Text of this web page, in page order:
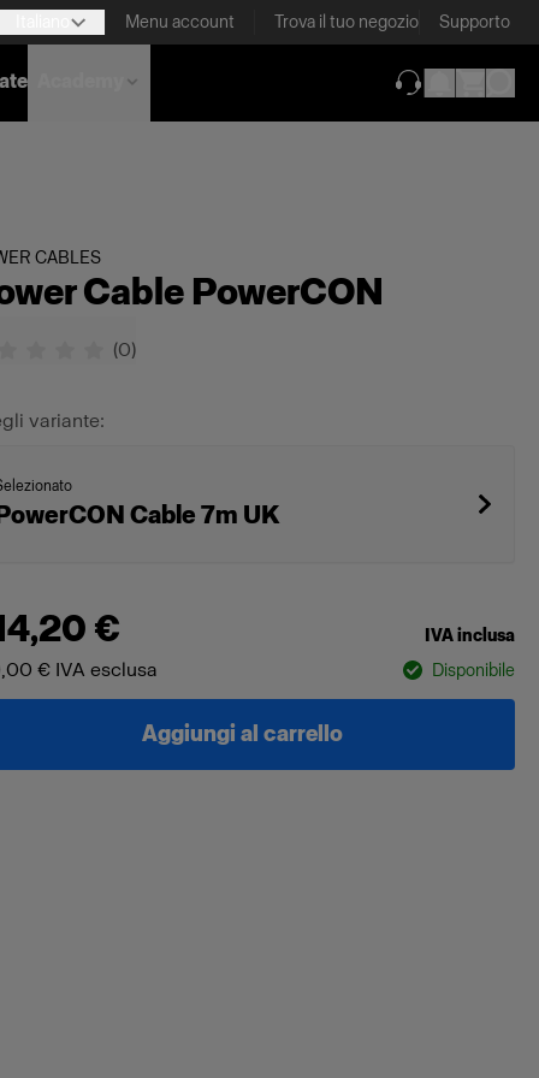
Menu account Trova il tuo negozio Supporto
CABLES
Cable PowerCON
(0)
variante:
Cable 7m UK
€ IVA inclusa
€ IVA esclusa Disponibile
Aggiungi al carrello